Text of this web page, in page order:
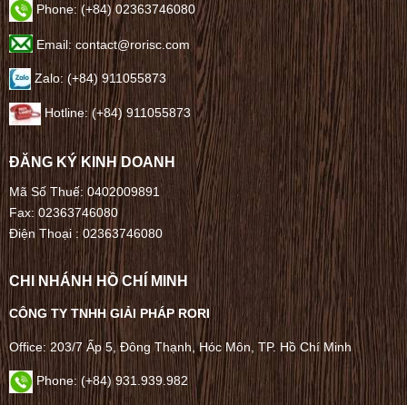
Phone:(+84) 02363746080
Email: contact@rorisc.com
Zalo: (+84) 911055873
Hotline: (+84) 911055873
ĐĂNG KÝ KINH DOANH
Mã Số Thuế: 0402009891
Fax: 02363746080
Điện Thoại :02363746080
CHI NHÁNH HỒ CHÍ MINH
CÔNG TY TNHH GIẢI PHÁP RORI
Office: 203/7 Ấp 5, Đông Thạnh, Hóc Môn, TP. Hồ Chí Minh
Phone: (+84) 931.939.982